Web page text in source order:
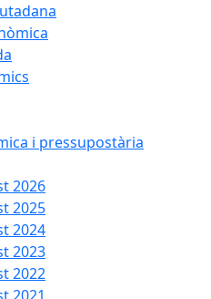
i pressupostària
2026
2025
2024
2023
2022